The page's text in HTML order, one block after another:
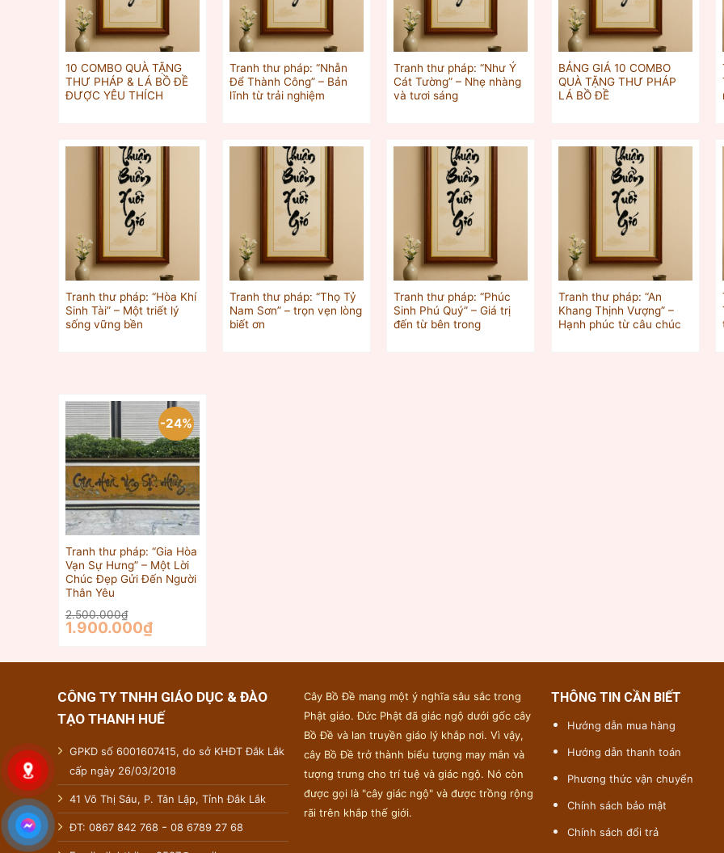
10 COMBO QUÀ TẶNG
THƯ PHÁP & LÁ BỒ ĐỀ
ĐƯỢC YÊU THÍCH
Tranh thư pháp: “Nhẫn
Để Thành Công” – Bản
lĩnh từ trải nghiệm
Tranh thư pháp: “Như Ý
Cát Tường” – Nhẹ nhàng
và tươi sáng
BẢNG GIÁ 10 COMBO
QUÀ TẶNG THƯ PHÁP
LÁ BỒ ĐỀ
Tranh thư pháp: “Hòa Khí
Sinh Tài” – Một triết lý
sống vững bền
Tranh thư pháp: “Thọ Tỷ
Nam Sơn” – trọn vẹn lòng
biết ơn
Tranh thư pháp: “Phúc
Sinh Phú Quý” – Giá trị
đến từ bên trong
Tranh thư pháp: “An
Khang Thịnh Vượng” –
Hạnh phúc từ câu chúc
-24%
Tranh thư pháp: “Gia Hòa
Vạn Sự Hưng” – Một Lời
Chúc Đẹp Gửi Đến Người
Thân Yêu
2.500.000₫
Giá
gốc
1.900.000₫Giá
hiện
1.900.000₫.
CÔNG TY TNHH GIÁO DỤC & ĐÀO
TẠO THANH HUẾ
GPKD số 6001607415, do sở KHĐT Đắk Lắk
cấp ngày 26/03/2018
41 Võ Thị Sáu, P. Tân Lập, Tỉnh Đắk Lắk
ĐT: 0867 842 768- 08 6789 27 68
Cây Bồ Đề mang một ý nghĩa sâu sắc trong
Phật giáo. Đức Phật đã giác ngộ dưới gốc cây
Bồ Đề và lan truyền giáo lý khắp nơi. Vì vậy,
cây Bồ Đề trở thành biểu tượng may mắn và
tượng trưng cho trí tuệ và giác ngộ. Nó còn
được gọi là "cây giác ngộ" và được trồng rộng
rãi trên khắp thế giới.
THÔNG TIN CẦN BIẾT
Hướng dẫn mua hàng
Hướng dẫn thanh toán
Phương thức vận chuyển
Chính sách bảo mật
Chính sách đổi trả